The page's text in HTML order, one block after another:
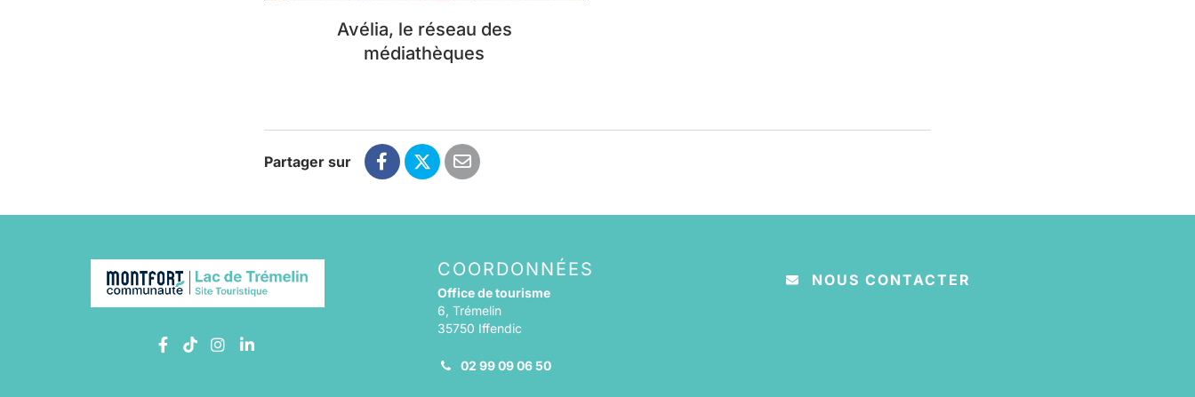
Avélia, le réseau des
médiathèques
Partager sur
Lien vers le compte Facebook
Lien vers le compte TikTok
Lien vers le compte Instagram
Lien vers le compte Linkedin
COORDONNÉES
Office de tourisme
6, Trémelin
35750 Iffendic
02 99 09 06 50
NOUS CONTACTER